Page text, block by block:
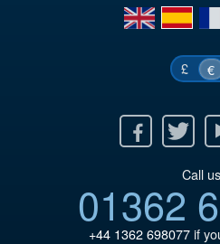
en
es fr
£ €
Twitter Youtube
Call
01362
+44 1362 698077if